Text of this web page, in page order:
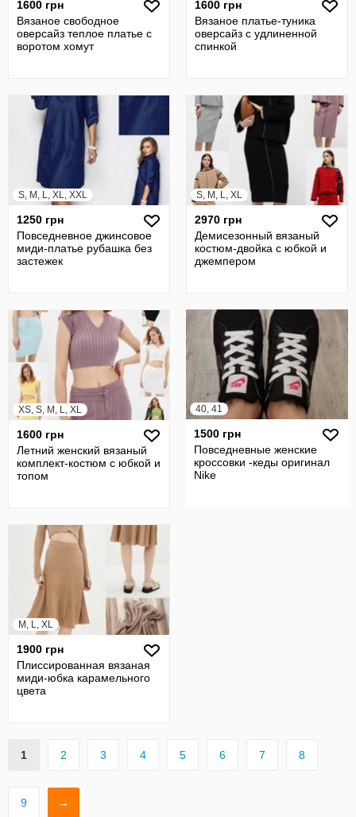
1600 грн
Вязаное свободное
оверсайз теплое платье с
воротом хомут
1600 грн
Вязаное платье-туника
оверсайз с удлиненной
спинкой
S, M, L, XL, XXL
1250 грн
Повседневное джинсовое
миди-платье рубашка без
застежек
S, M, L, XL
2970 грн
Демисезонный вязаный
костюм-двойка с юбкой и
джемпером
XS, S, M, L, XL
1600 грн
Летний женский вязаный
комплект-костюм с юбкой и
топом
40, 41
1500 грн
Повседневные женские
кроссовки -кеды оригинал
Nike
M, L, XL
1900 грн
Плиссированная вязаная
миди-юбка карамельного
цвета
1 2 3 4 5 6 7 8
9 →